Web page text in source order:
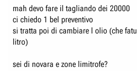
Un tagliando li cosa costerà in base a sti
L'officina in compenso sembra tenuta bene,
sembrano ben organizzati ma mi sa che sono
mah devo fare il tagliando dei 20000
ci chiedo 1 bel preventivo
si tratta poi di cambiare l olio (che
litro)
sei di novara e zone limitrofe?